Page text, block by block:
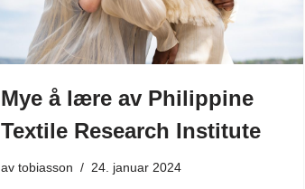
Mye å lære av Philippine
Textile Research Institute
av tobiasson 24. januar 2024